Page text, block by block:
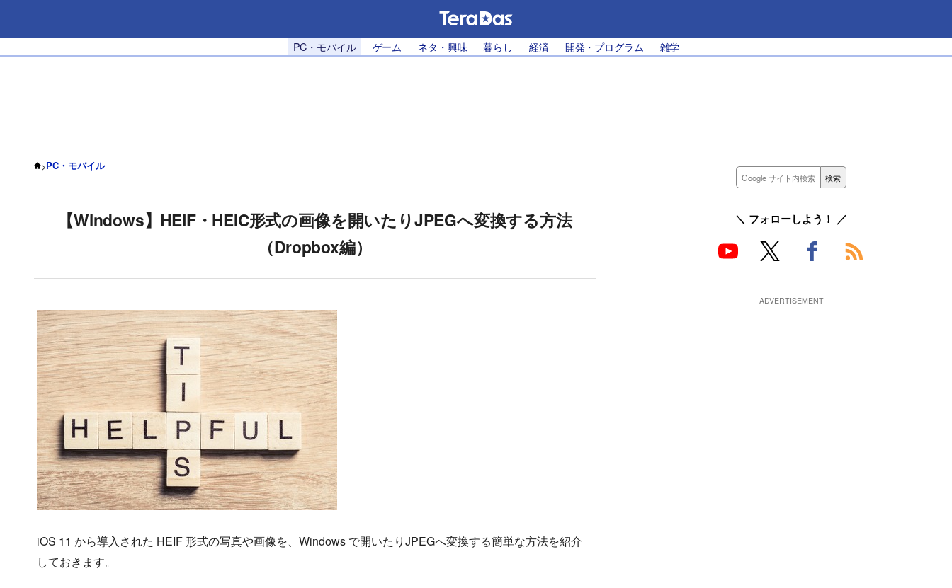
PC・モバイル ゲーム ネタ・興味 暮らし 経済 開発・プログラム 雑学
>PC・モバイル
【Windows】HEIF・HEIC形式の画像を開いたりJPEGへ変換する方法
（Dropbox編）
iOS 11 から導入された HEIF 形式の写真や画像を、Windows で開いたりJPEGへ変換する簡単な方法を紹介
しておきます。
＼ フォローしよう！ ／